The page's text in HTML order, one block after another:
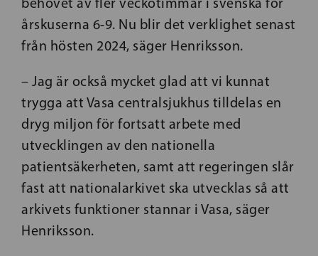
årskuserna 6-9. Nu blir det verklighet senast
från hösten 2024, säger Henriksson.
– Jag är också mycket glad att vi kunnat
trygga att Vasa centralsjukhus tilldelas en
dryg miljon för fortsatt arbete med
utvecklingen av den nationella
patientsäkerheten, samt att regeringen slår
fast att nationalarkivet ska utvecklas så att
arkivets funktioner stannar i Vasa, säger
Henriksson.